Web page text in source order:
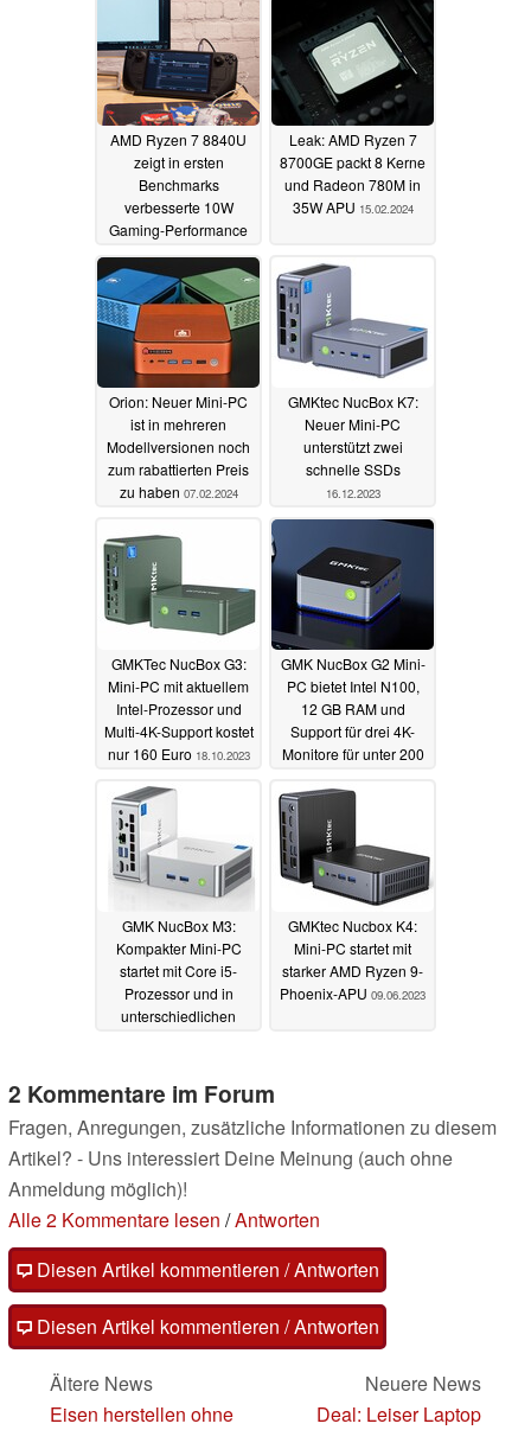
AMD Ryzen 7 8840U
zeigt in ersten
Benchmarks
verbesserte 10W
Gaming-Performance
für Handhelds19.02.2024
Leak: AMD Ryzen 7
8700GE packt 8 Kerne
und Radeon 780M in
35W APU 15.02.2024
Orion: Neuer Mini-PC
ist in mehreren
Modellversionen noch
zum rabattierten Preis
zu haben 07.02.2024
GMKtec NucBox K7:
Neuer Mini-PC
unterstützt zwei
schnelle SSDs
16.12.2023
GMKTec NucBox G3:
Mini-PC mit aktuellem
Intel-Prozessor und
Multi-4K-Support kostet
nur 160 Euro 18.10.2023
GMK NucBox G2 Mini-
PC bietet Intel N100,
12 GB RAM und
Support für drei 4K-
Monitore für unter 200
GMK NucBox M3:
Kompakter Mini-PC
startet mit Core i5-
Prozessor und in
unterschiedlichen
GMKtec Nucbox K4:
Mini-PC startet mit
starker AMD Ryzen 9-
Phoenix-APU 09.06.2023
2 Kommentare im Forum
Fragen, Anregungen, zusätzliche Informationen zu diesem
Artikel? - Uns interessiert Deine Meinung (auch ohne
Anmeldung möglich)!
Alle 2 Kommentare lesen /Antworten
Diesen Artikel kommentieren / Antworten
Diesen Artikel kommentieren / Antworten
Ältere News
Eisen herstellen ohne
Neuere News
Deal: Leiser Laptop